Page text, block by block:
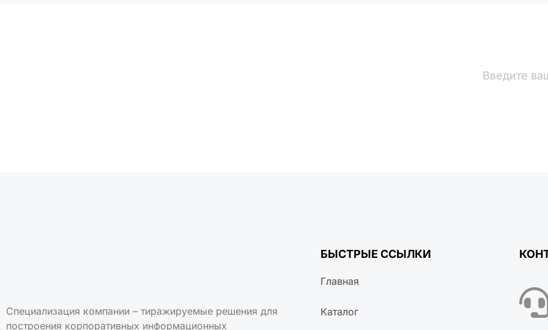
Специализация компании – тиражируемые решения для
построения корпоративных информационных
БЫСТРЫЕ ССЫЛКИ
Главная
Каталог